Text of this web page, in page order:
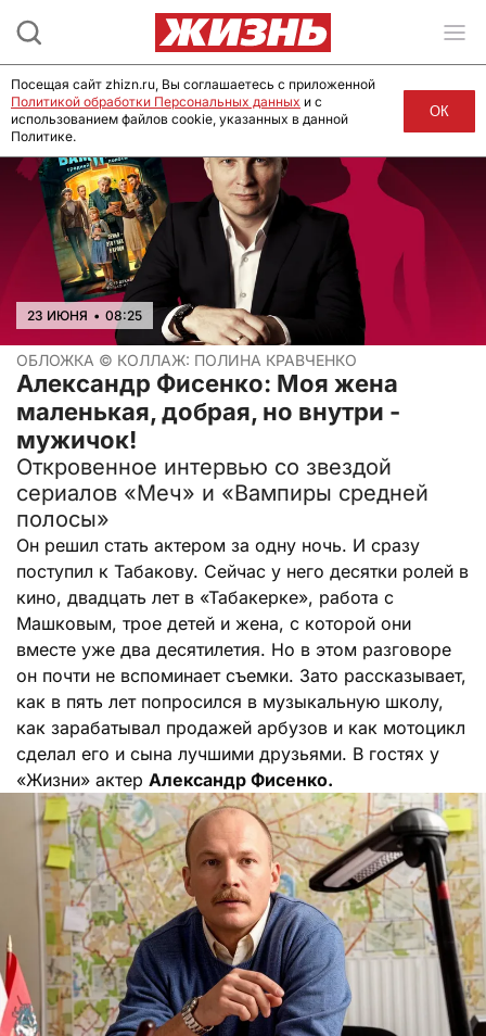
23 ИЮНЯ • 08:25
ОБЛОЖКА © КОЛЛАЖ: ПОЛИНА КРАВЧЕНКО
Александр Фисенко: Моя жена
маленькая, добрая, но внутри -
мужичок!
Откровенное интервью со звездой
сериалов «Меч» и «Вампиры средней
полосы»
Он решил стать актером за одну ночь. И сразу
поступил к Табакову. Сейчас у него десятки ролей в
кино, двадцать лет в «Табакерке», работа с
Машковым, трое детей и жена, с которой они
вместе уже два десятилетия. Но в этом разговоре
он почти не вспоминает съемки. Зато рассказывает,
как в пять лет попросился в музыкальную школу,
как зарабатывал продажей арбузов и как мотоцикл
сделал его и сына лучшими друзьями. В гостях у
«Жизни» актер Александр Фисенко.
Посещая сайт zhizn.ru, Вы соглашаетесь с приложенной
Политикой обработки Персональных данных и с
использованием файлов cookie, указанных в данной
Политике.
ОК